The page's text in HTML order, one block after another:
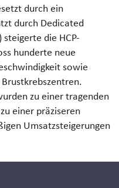
durch ein
durch Dedicated
die HCP-
hunderte neue
sowie
zu einer tragenden
einer präziseren
Umsatzsteigerungen